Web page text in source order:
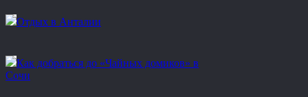
Отдых в Анталии
Как добраться до «Чайных домиков» в
Сочи